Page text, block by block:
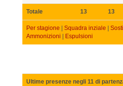
Totale 13 13
Per stagione Squadra inziale
Ammonizioni
Espulsioni
Ultime presenze negli 11 di